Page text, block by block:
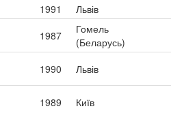
1991
Львів
1987
Гомель
(Беларусь)
1990 Львів
1989 Київ